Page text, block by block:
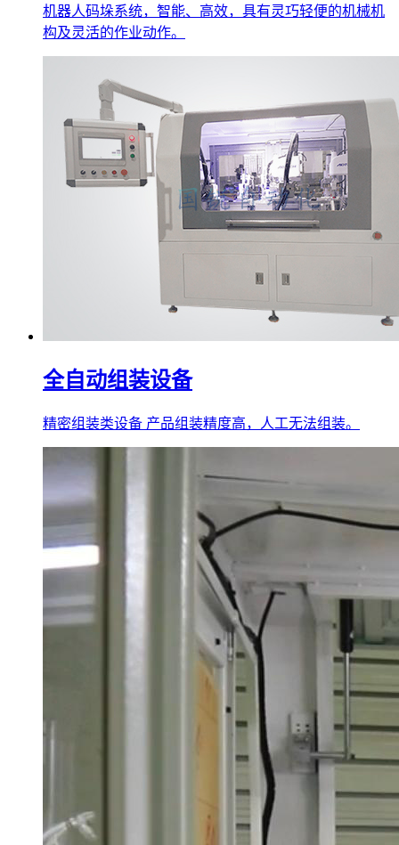
机器人码垛系统，智能、高效，具有灵巧轻便的机械机
构及灵活的作业动作。
全自动组装设备
精密组装类设备 产品组装精度高，人工无法组装。